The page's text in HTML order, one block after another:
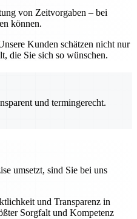
von Zeitvorgaben – bei
können.
Kunden schätzen nicht nur
die Sie sich so wünschen.
und termingerecht.
umsetzt, sind Sie bei uns
und Transparenz in
Sorgfalt und Kompetenz